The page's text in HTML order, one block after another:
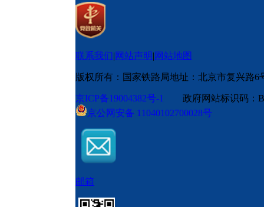
联系我们 网站声明 网站地图
版权所有：国家铁路局地址：北京市复兴路6
京ICP备19004382号-1 政府网站标识码
京公网安备 11040102700028号
邮箱